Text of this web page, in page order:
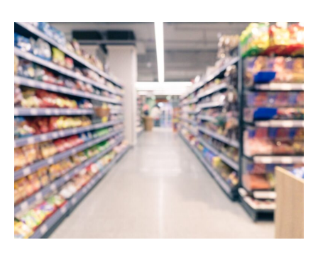
que
trouver
et
comment
bien
choisir
ses
produits